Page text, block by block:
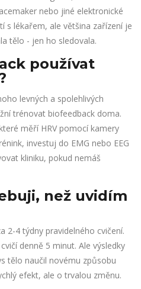
nebo jiné elektronické
s lékařem, ale většina zařízení je
tělo - jen ho sledovala.
používat
levných a spolehlivých
trénovat biofeedback doma.
měří HRV pomocí kamery
investuj do EMG nebo EEG
kliniku, pokud nemáš
než uvidím
2-4 týdny pravidelného cvičení.
denně 5 minut. Ale výsledky
tělo naučil novému způsobu
efekt, ale o trvalou změnu.